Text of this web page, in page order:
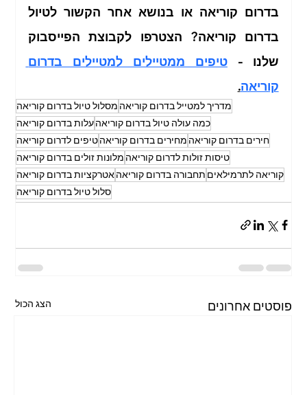
בדרום קוריאה או בנושא אחר הקשור לטיול
שלנו -
קוריאה.
מדריך למטייל בדרום קוריאה מסלול טיול בדרום קוריאה
כמה עולה טיול בדרום קוריאהעלות בדרום קוריאה
חירים בדרום קוריאה מחירים בדרום קוריאהטיפים לדרום קוריאה
טיסות זולות לדרום קוריאה מלונות זולים בדרום קוריאה
קוריאה לתרמילאים תחבורה בדרום קוריאהאטרקציות בדרום קוריאה
סלול טיול בדרום קוריאה
פוסטים אחרונים הצג הכול